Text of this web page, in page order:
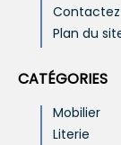
Plan du
CATÉGORIES
Mobilier
Literie